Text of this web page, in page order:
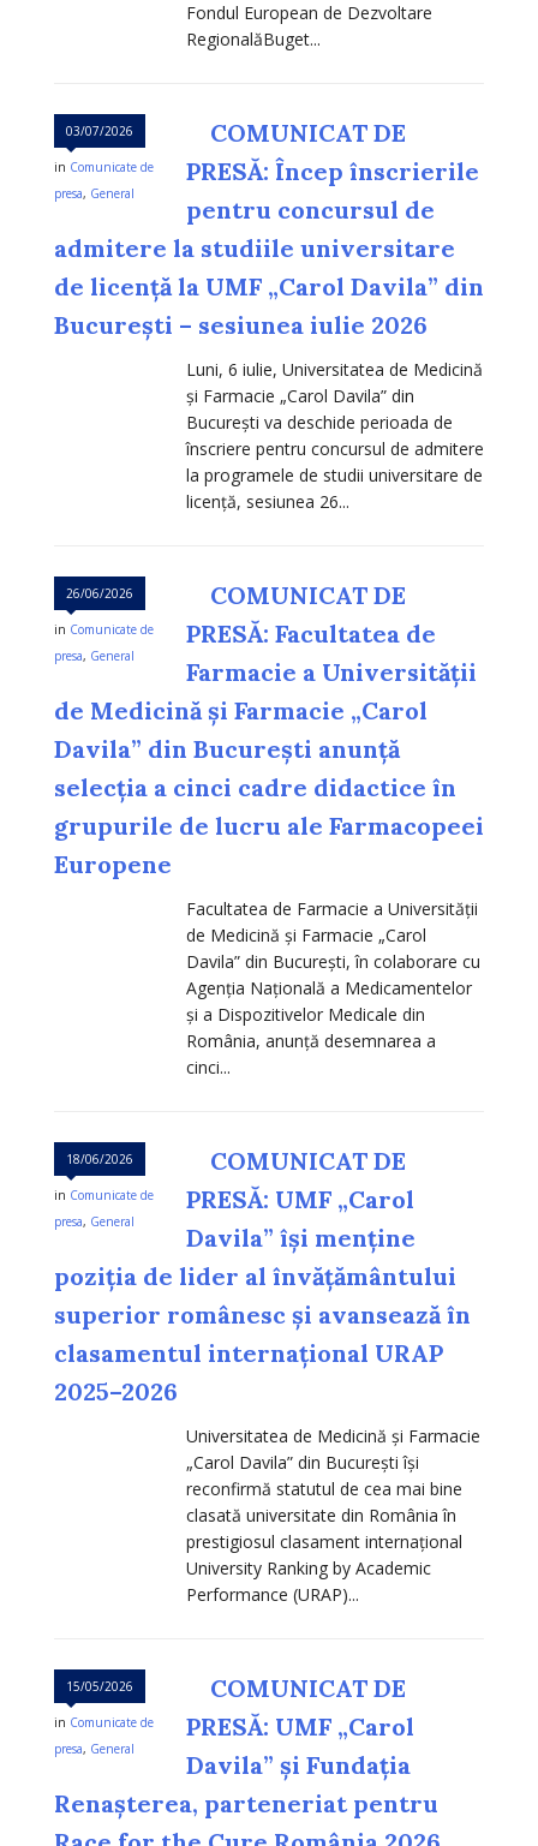
Fondul European de Dezvoltare
RegionalăBuget...
03/07/2026
in Comunicate de
presa, General
COMUNICAT DE
PRESĂ: Încep înscrierile
pentru concursul de
admitere la studiile universitare
de licență la UMF „Carol Davila” din
București – sesiunea iulie 2026
Luni, 6 iulie, Universitatea de Medicină
și Farmacie „Carol Davila” din
București va deschide perioada de
înscriere pentru concursul de admitere
la programele de studii universitare de
licență, sesiunea 26...
26/06/2026
in Comunicate de
presa, General
COMUNICAT DE
PRESĂ: Facultatea de
Farmacie a Universității
de Medicină și Farmacie „Carol
Davila” din București anunță
selecția a cinci cadre didactice în
grupurile de lucru ale Farmacopeei
Europene
Facultatea de Farmacie a Universității
de Medicină și Farmacie „Carol
Davila” din București, în colaborare cu
Agenția Națională a Medicamentelor
și a Dispozitivelor Medicale din
România, anunță desemnarea a
cinci...
18/06/2026
in Comunicate de
presa, General
COMUNICAT DE
PRESĂ: UMF „Carol
Davila” își menține
poziția de lider al învățământului
superior românesc și avansează în
clasamentul internațional URAP
2025–2026
Universitatea de Medicină și Farmacie
„Carol Davila” din București își
reconfirmă statutul de cea mai bine
clasată universitate din România în
prestigiosul clasament internațional
University Ranking by Academic
Performance (URAP)...
15/05/2026
in Comunicate de
presa, General
COMUNICAT DE
PRESĂ: UMF „Carol
Davila” și Fundația
Renașterea, parteneriat pentru